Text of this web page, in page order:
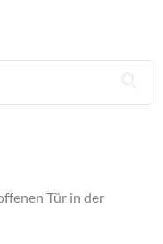
Tür in der